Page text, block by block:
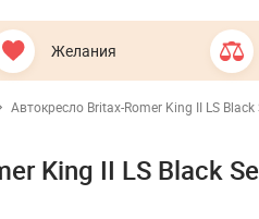
Желания
Автокресло Britax-Romer King II LS Black
King II LS Black